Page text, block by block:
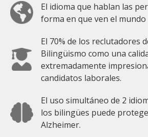
El idioma que hablan las
forma en que ven el mundo
El 70% de los reclutadores
Bilingüismo como una
extremadamente
candidatos laborales.
El uso simultáneo de 2
los bilingües puede
Alzheimer.